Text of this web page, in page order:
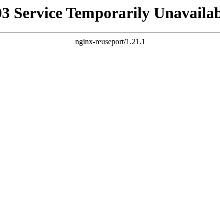
Service Temporarily
nginx-reuseport/1.21.1